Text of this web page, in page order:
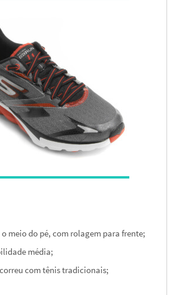
meio do pé, com rolagem para frente;
média;
com tênis tradicionais;